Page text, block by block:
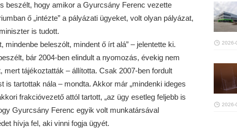
beszélt, hogy amikor a Gyurcsány Ferenc vezette
ő „intézte” a pályázati ügyeket, volt olyan pályázat,
is tudott.
mindenbe beleszólt, mindent ő írt alá” – jelentette ki.
bár 2004-ben elindult a nyomozás, évekig nem
mert tájékoztatták – állította. Csak 2007-ben fordult
is tartottak nála – mondta. Akkor már „mindenki ideges
frakcióvezető attól tartott, „az ügy esetleg feljebb is
Gyurcsány Ferenc egyik volt munkatársával
hívja fel, aki vinni fogja ügyét.
2026-
2026-